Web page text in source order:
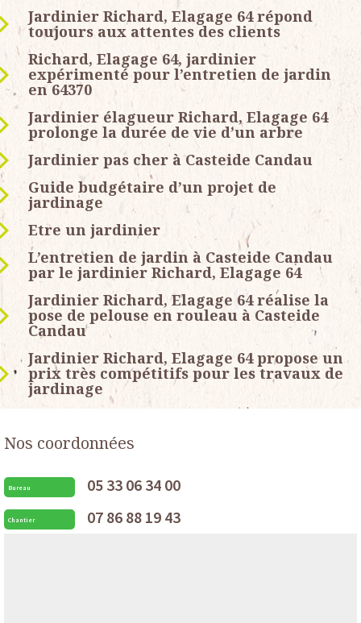
Jardinier Richard, Elagage 64 répond
toujours aux attentes des clients
Richard, Elagage 64, jardinier
expérimenté pour l’entretien de jardin
en 64370
Jardinier élagueur Richard, Elagage 64
prolonge la durée de vie d’un arbre
Jardinier pas cher à Casteide Candau
Guide budgétaire d’un projet de
jardinage
Etre un jardinier
L’entretien de jardin à Casteide Candau
par le jardinier Richard, Elagage 64
Jardinier Richard, Elagage 64 réalise la
pose de pelouse en rouleau à Casteide
Candau
Jardinier Richard, Elagage 64 propose un
prix très compétitifs pour les travaux de
jardinage
Nos coordonnées
Bureau 05 33 06 34 00
Chantier 07 86 88 19 43